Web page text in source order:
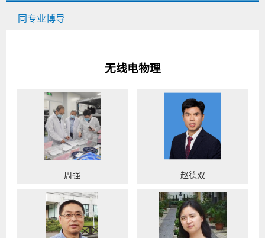
同专业博导
无线电物理
周强 赵德双